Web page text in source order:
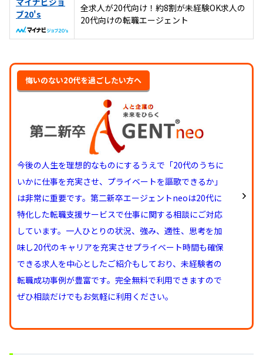
ブ20's
全求人が20代向け！約8割が未経験OK求人の
20代向けの転職エージェント
悔いのない20代を過ごしたい方へ
今後の人生を理想的なものにするうえで「20代のうちに
いかに仕事を充実させ、プライベートを謳歌できるか」
は非常に重要です。第二新卒エージェントneoは20代に
特化した転職支援サービスで仕事に関する相談にご対応
しています。一人ひとりの状況、強み、適性、思考を加
味し20代のキャリアを充実させプライベート時間も確保
できる求人を中心としたご紹介もしており、未経験者の
転職成功事例が豊富です。完全無料で利用できますので
ぜひ相談だけでもお気軽に利用ください。